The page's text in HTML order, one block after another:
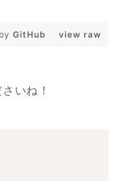
view raw
by GitHub
いね！